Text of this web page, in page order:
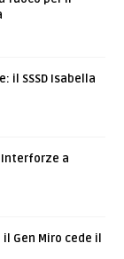
il SSSD Isabella
Interforze a
Gen Miro cede il